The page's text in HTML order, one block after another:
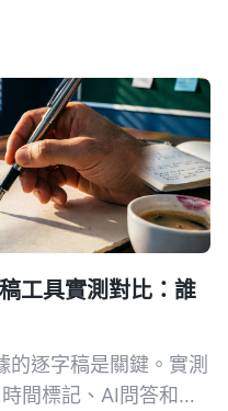
工具實測對比：誰
的逐字稿是關鍵。實測
間標記、AI問答和法